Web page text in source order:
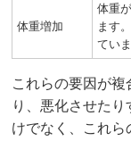
体重増加
体重
ます
ていま
これらの要因が
り、悪化させた
けでなく、これら